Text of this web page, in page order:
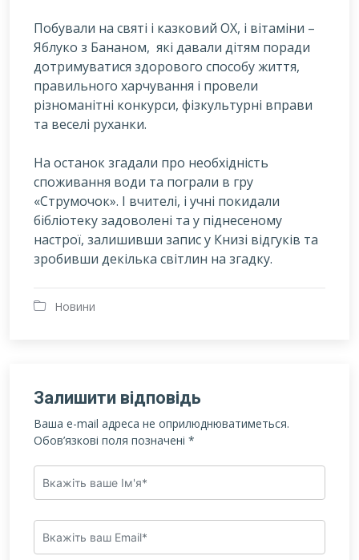
Побували на святі і казковий ОХ, і вітаміни –
Яблуко з Бананом, які давали дітям поради
дотримуватися здорового способу життя,
правильного харчування і провели
різноманітні конкурси, фізкультурні вправи
та веселі руханки.
На останок згадали про необхідність
споживання води та пограли в гру
«Струмочок». І вчителі, і учні покидали
бібліотеку задоволені та у піднесеному
настрої, залишивши запис у Книзі відгуків та
зробивши декілька світлин на згадку.
Новини
Залишити відповідь
Ваша e-mail адреса не оприлюднюватиметься.
Обов’язкові поля позначені *